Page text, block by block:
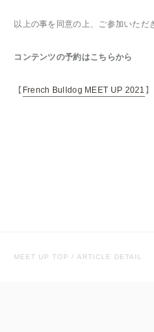
以上の事を同意の上、ご参加いただ
コンテンツの予約はこちらから
【 French Bulldog MEET UP 2021 】
MEET UP TOP / ARTICLE DETAIL